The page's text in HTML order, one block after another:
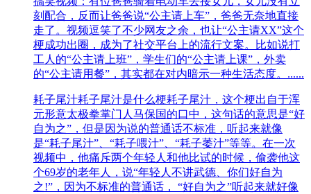
刻配合，反而让爸爸说“公主请上车”，爸爸无奈地直接
走了。视频逗笑了不少网友之余，也让“公主请XX”这个
梗成功出圈，成为了社交平台上的流行文案。比如说打
工人的“公主请上班”，学生们的“公主请上课”，外卖
的“公主请用餐”，其实都在对内暗示一种生活态度。......
耗子尾汁耗子尾汁是什么梗耗子尾汁，这个梗出自于浑
元形意太极拳掌门人马保国的口中，这句话的意思是“好
自为之”，但是因为说的普通话不标准，听起来就像
是“耗子尾汁”、“耗子喂汁”、“耗子萎汁”等等。在一次
视频中，他痛斥两个年轻人和他比试的时候，偷袭他这
个69岁的老年人，说“年轻人不讲武德、你们好自为
之!”，因为不标准的普通话， “好自为之”听起来就好像